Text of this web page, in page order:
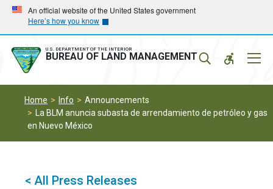
Skip
main
navigation
Skip
main
content
An official website of the United States government
Here’s how you know
U.S. DEPARTMENT OF THE INTERIOR
BUREAU OF LAND MANAGEMENT
Home Info
Announcements
La BLM anuncia subasta de arrendamiento de petróleo y gas
en Nuevo México
< All Press Releases